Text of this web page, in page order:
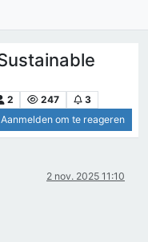
2 247
3
Aanmelden om te reageren
2 nov. 2025 11:10